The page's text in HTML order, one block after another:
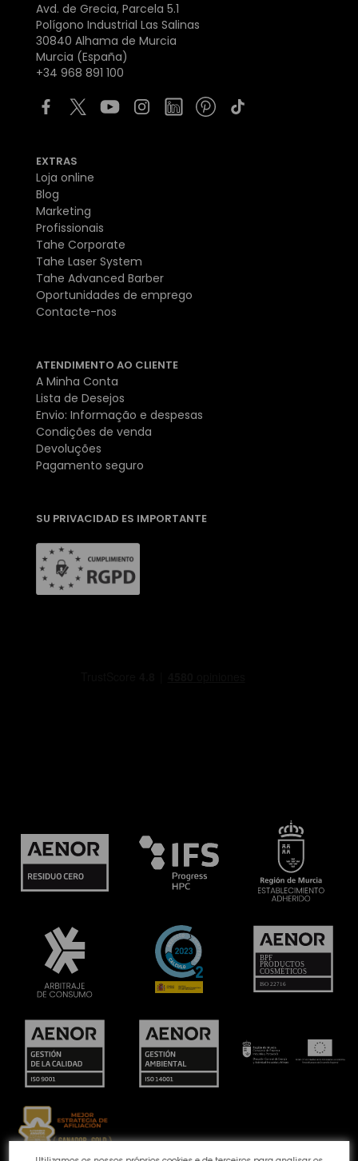
Avd. de Grecia, Parcela 5.1
Polígono Industrial Las Salinas
30840 Alhama de Murcia
Murcia (España)
+34 968 891 100
EXTRAS
Loja online
Blog
Marketing
Profissionais
Tahe Corporate
Tahe Laser System
Tahe Advanced Barber
Oportunidades de emprego
Contacte-nos
ATENDIMENTO AO CLIENTE
A Minha Conta
Lista de Desejos
Envio: Informação e despesas
Condições de venda
Devoluções
Pagamento seguro
SU PRIVACIDAD ES IMPORTANTE